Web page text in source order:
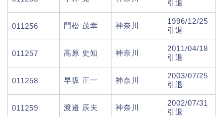
引退
011256 門松 茂幸 神奈川
1996/12/25
引退
011257 高原 史知 神奈川
2011/04/18
引退
011258 早坂 正一 神奈川
2003/07/25
引退
011259 渡邉 辰夫 神奈川
2002/07/31
引退